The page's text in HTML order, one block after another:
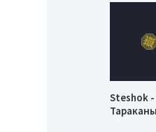
Steshok -
Тараканы